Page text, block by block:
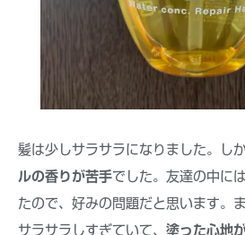
髪は少しサラサラになりました。しか
ルの香りが苦手でした。友達の中に
たので、好みの問題だと思います。
サラサラしすぎていて、 塗った心地